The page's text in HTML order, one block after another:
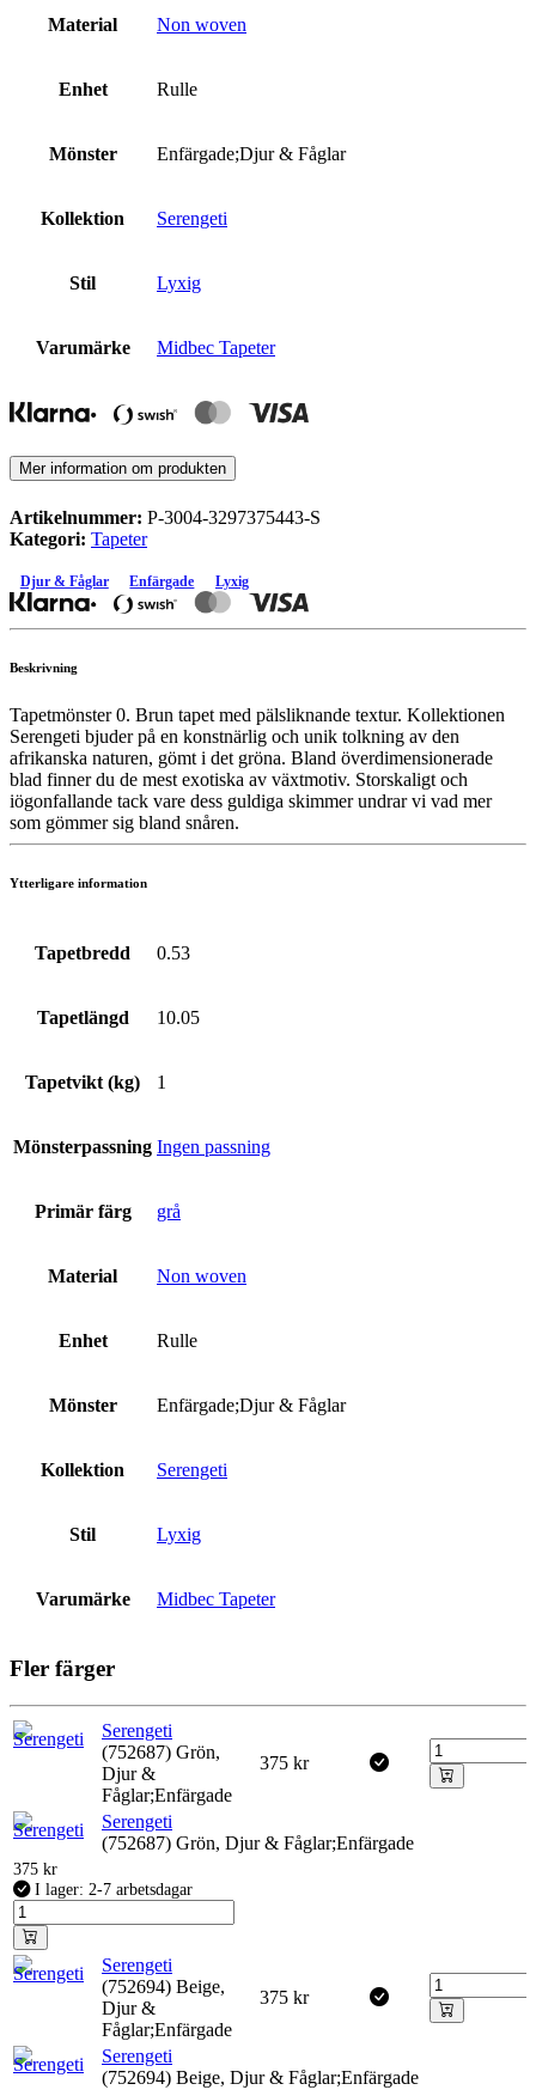
Material Non woven
Enhet Rulle
Mönster Enfärgade;Djur & Fåglar
Kollektion Serengeti
Stil Lyxig
Varumärke Midbec Tapeter
Mer information om produkten
Artikelnummer: P-3004-3297375443-S
Kategori: Tapeter
Djur & Fåglar Enfärgade Lyxig
Beskrivning
Tapetmönster 0. Brun tapet med pälsliknande textur. Kollektionen
Serengeti bjuder på en konstnärlig och unik tolkning av den
afrikanska naturen, gömt i det gröna. Bland överdimensionerade
blad finner du de mest exotiska av växtmotiv. Storskaligt och
iögonfallande tack vare dess guldiga skimmer undrar vi vad mer
som gömmer sig bland snåren.
Ytterligare information
Tapetbredd 0.53
Tapetlängd 10.05
Tapetvikt (kg) 1
Mönsterpassning Ingen passning
Primär färg grå
Material Non woven
Enhet Rulle
Mönster Enfärgade;Djur & Fåglar
Kollektion Serengeti
Stil Lyxig
Varumärke Midbec Tapeter
Fler färger
Serengeti
(752687) Grön,
Djur &
Fåglar;Enfärgade
375 kr
Serengeti
(752687) Grön, Djur & Fåglar;Enfärgade
375 kr
I lager: 2-7 arbetsdagar
Serengeti
(752694) Beige,
Djur &
Fåglar;Enfärgade
375 kr
Serengeti
(752694) Beige, Djur & Fåglar;Enfärgade